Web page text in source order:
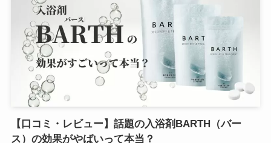
【口コミ・レビュー】話題の入浴剤BARTH（バー
ス）の効果がやばいって本当？